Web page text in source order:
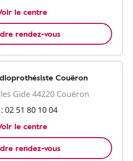
le centre
rendez-vous
Couëron
Gide 44220 Couëron
02 51 80 10 04
le centre
rendez-vous